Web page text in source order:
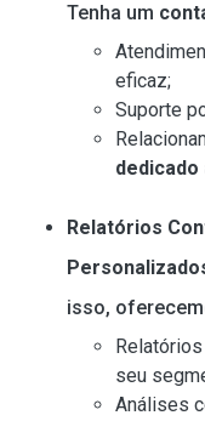
Tenha um
eficaz;
Suporte
dedicado
Relatórios
isso,
seu
Análises